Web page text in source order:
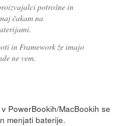
potrošne in
čakam na
in Framework že imajo
ne vem.
PowerBookih/MacBookih se
menjati baterije.